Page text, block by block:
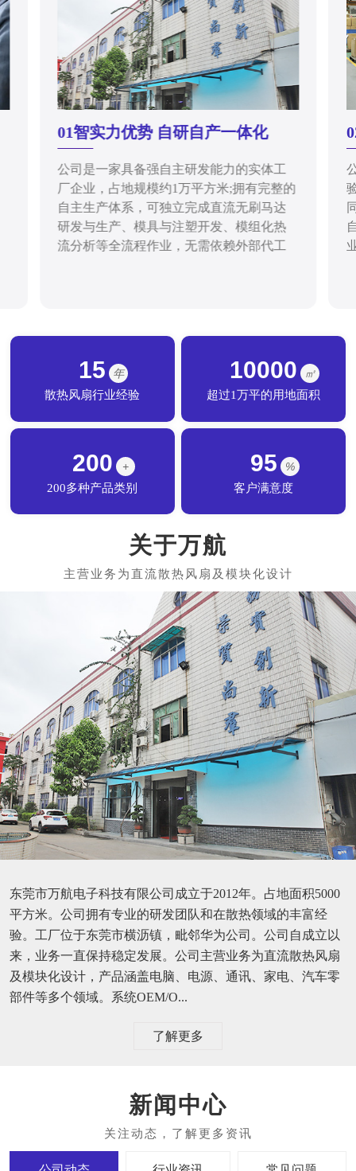
01智实力优势 自研自产一体化
公司是一家具备强自主研发能力的实体工
厂企业，占地规模约1万平方米;拥有完整的
自主生产体系，可独立完成直流无刷马达
研发与生产、模具与注塑开发、模组化热
流分析等全流程作业，无需依赖外部代工
15
年
散热风扇行业经验
10000
㎡
超过1万平的用地面积
200
+
200多种产品类别
95
%
客户满意度
关于万航
东莞市万航电子科技有限公司成立于2012年。占地面积5000
平方米。公司拥有专业的研发团队和在散热领域的丰富经
验。工厂位于东莞市横沥镇，毗邻华为公司。公司自成立以
来，业务一直保持稳定发展。公司主营业务为直流散热风扇
及模块化设计，产品涵盖电脑、电源、通讯、家电、汽车零
部件等多个领域。系统OEM/O...
了解更多
新闻中心